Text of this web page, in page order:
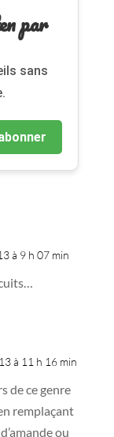
par
sans
à 9 h 07 min
à 11 h 16 min
de ce genre
remplaçant
ou